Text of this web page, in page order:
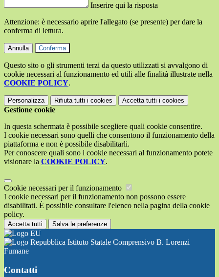
Inserire qui la risposta
Attenzione: è necessario aprire l'allegato (se presente) per dare la
conferma di lettura.
Annulla Conferma
Questo sito o gli strumenti terzi da questo utilizzati si avvalgono di
cookie necessari al funzionamento ed utili alle finalità illustrate nella
COOKIE POLICY.
Personalizza Rifiuta tutti i cookies Accetta tutti i cookies
Gestione cookie
In questa schermata è possibile scegliere quali cookie consentire.
I cookie necessari sono quelli che consentono il funzionamento della
piattaforma e non è possibile disabilitarli.
Per conoscere quali sono i cookie necessari al funzionamento potete
visionare la COOKIE POLICY.
Cookie necessari per il funzionamento
I cookie necessari per il funzionamento non possono essere
disabilitati. È possibile consultare l'elenco nella pagina della cookie
policy.
Accetta tutti Salva le preferenze
Istituto Statale Comprensivo B. Lorenzi
Fumane
Contatti